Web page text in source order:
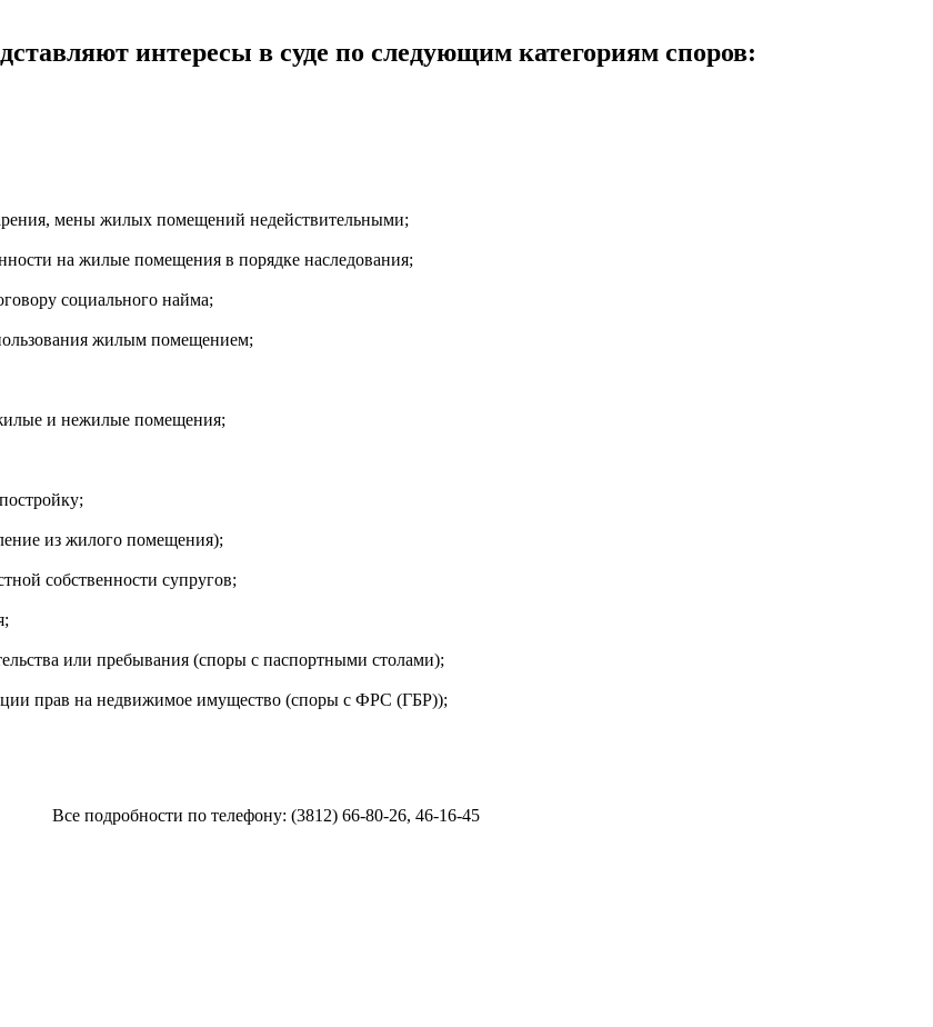
интересы в суде по следующим категориям споров:
мены жилых помещений недействительными;
на жилые помещения в порядке наследования;
социального найма;
жилым помещением;
и нежилые помещения;
из жилого помещения);
собственности супругов;
или пребывания (споры с паспортными столами);
прав на недвижимое имущество (споры с ФРС (ГБР));
Все подробности по телефону: (3812) 66-80-26, 46-16-45